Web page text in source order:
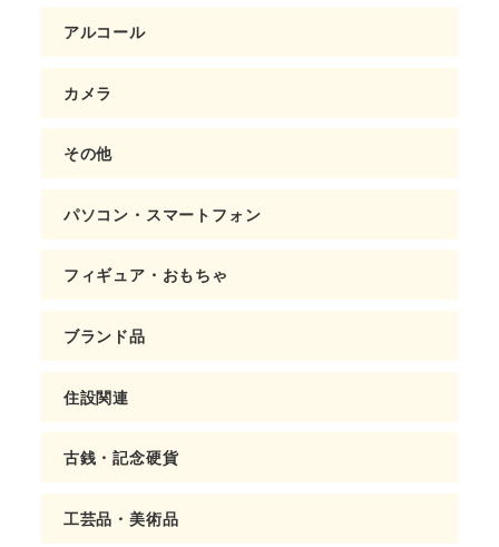
アルコール
カメラ
その他
パソコン・スマートフォン
フィギュア・おもちゃ
ブランド品
住設関連
古銭・記念硬貨
工芸品・美術品